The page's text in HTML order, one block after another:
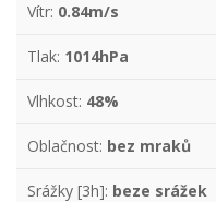
Vítr: 0.84m/s
Tlak: 1014hPa
Vlhkost: 48%
Oblačnost: bez mraků
Srážky [3h]: beze srážek